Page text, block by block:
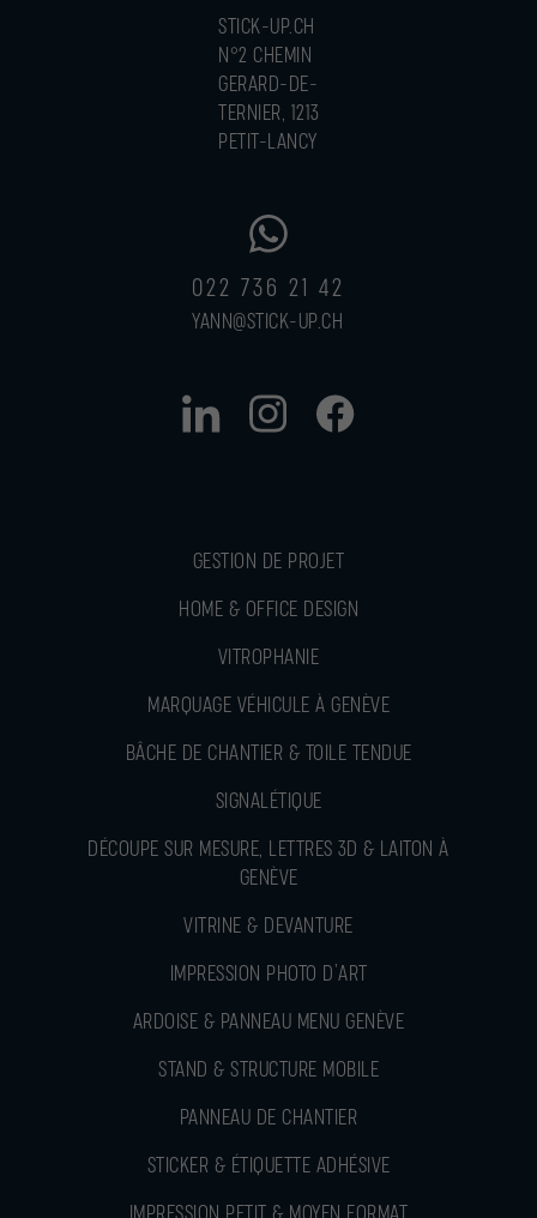
STICK-UP.CH
N°2 CHEMIN
GERARD-DE-
TERNIER, 1213
PETIT-LANCY
022 736 21 42
YANN@STICK-UP.CH
GESTION DE PROJET
HOME & OFFICE DESIGN
VITROPHANIE
MARQUAGE VÉHICULE À GENÈVE
BÂCHE DE CHANTIER & TOILE TENDUE
SIGNALÉTIQUE
DÉCOUPE SUR MESURE, LETTRES 3D & LAITON À
GENÈVE
VITRINE & DEVANTURE
IMPRESSION PHOTO D’ART
ARDOISE & PANNEAU MENU GENÈVE
STAND & STRUCTURE MOBILE
PANNEAU DE CHANTIER
STICKER & ÉTIQUETTE ADHÉSIVE